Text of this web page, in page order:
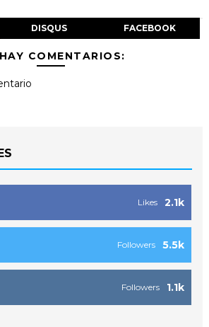
DISQUS FACEBOOK
COMENTARIOS:
2.1k
Likes
5.5k
Followers
1.1k
Followers